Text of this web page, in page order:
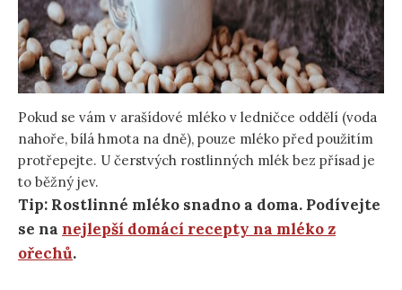
Pokud se vám v arašídové mléko v ledničce oddělí (voda
nahoře, bílá hmota na dně), pouze mléko před použitím
protřepejte. U čerstvých rostlinných mlék bez přísad je
to běžný jev.
Tip: Rostlinné mléko snadno a doma. Podívejte
se na nejlepší domácí recepty na mléko z
ořechů.